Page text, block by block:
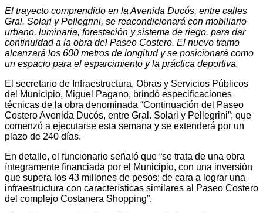
El trayecto comprendido en la Avenida Ducós, entre calles
Gral. Solari y Pellegrini, se reacondicionará con mobiliario
urbano, luminaria, forestación y sistema de riego, para dar
continuidad a la obra del Paseo Costero. El nuevo tramo
alcanzará los 600 metros de longitud y se posicionará como
un espacio para el esparcimiento y la práctica deportiva.
El secretario de Infraestructura, Obras y Servicios Públicos
del Municipio, Miguel Pagano, brindó especificaciones
técnicas de la obra denominada “Continuación del Paseo
Costero Avenida Ducós, entre Gral. Solari y Pellegrini”; que
comenzó a ejecutarse esta semana y se extenderá por un
plazo de 240 días.
En detalle, el funcionario señaló que “se trata de una obra
íntegramente financiada por el Municipio, con una inversión
que supera los 43 millones de pesos; de cara a lograr una
infraestructura con características similares al Paseo Costero
del complejo Costanera Shopping”.